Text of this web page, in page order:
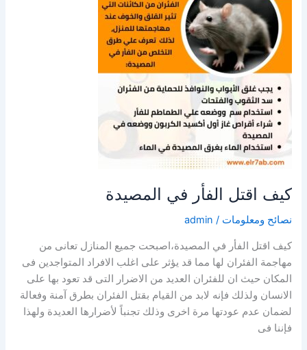
كيف اقتل الفأر في المصيدة
نصائح ومعلومات /
admin
كيف اقتل الفأر في المصيدة،اصبحت جميع المنازل تعانى من
مهاجمة الفئران لها مما قد يؤثر على اغلب الافراد المتواجدين فى
المكان حيث ان للفئران العديد من الاضرار التى قد تعود بها على
الانسان ولذلك فإنه لابد من القيام بقتل الفئران بطرق آمنة وفعالة
لضمان عدم عودتها مرة اخرى وذلك تجنباً لأضرارها العديدة ولهذا
فإننا فى